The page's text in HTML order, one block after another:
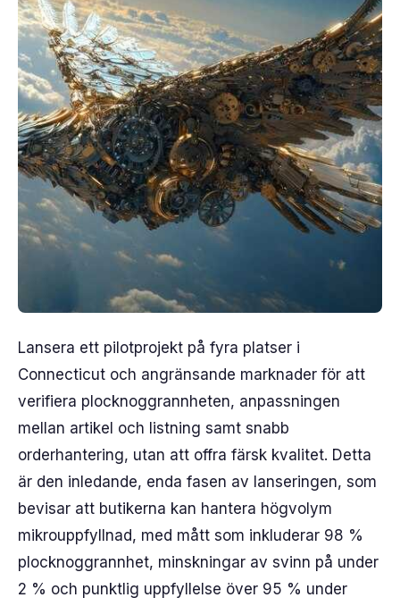
Lansera ett pilotprojekt på fyra platser i
Connecticut och angränsande marknader för att
verifiera plocknoggrannheten, anpassningen
mellan artikel och listning samt snabb
orderhantering, utan att offra färsk kvalitet. Detta
är den inledande, enda fasen av lanseringen, som
bevisar att butikerna kan hantera högvolym
mikrouppfyllnad, med mått som inkluderar 98 %
plocknoggrannhet, minskningar av svinn på under
2 % och punktlig uppfyllelse över 95 % under